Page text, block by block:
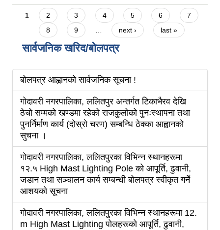
Pages
1 2 3 4 5 6
7
8
9 next › last »
सार्वजनिक खरिद/बोलपत्र
बोलपत्र आह्वानको सार्वजनिक सूचना !
गोदावरी नगरपालिका, ललितपुर अन्तर्गत टिकाभैरव देखि
ठेचो सम्मको खण्डमा रहेको राजकुलोको पुनःस्थापना तथा
पुनर्निर्माण कार्य (दोस्रो चरण) सम्बन्धि ठेक्का आह्वानको
सुचना ।
गोदावरी नगरपालिका, ललितपुरका विभिन्न स्थानहरूमा
१२.५ High Mast Lighting Pole को आपूर्ति, ढुवानी,
जडान तथा सञ्चालन कार्य सम्बन्धी बोलपत्र स्वीकृत गर्ने
आशयको सूचना
गोदावरी नगरपालिका, ललितपुरका विभिन्न स्थानहरूमा 12.
m High Mast Lighting पोलहरूको आपूर्ति, ढुवानी,